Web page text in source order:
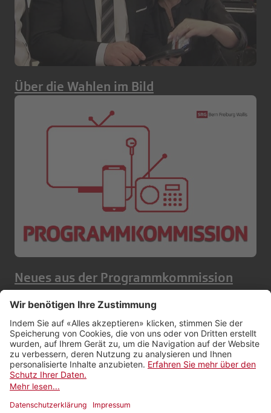
Über die Wahlen im Bild
Neues aus der Programmkommission
Kontakt
Impressum
Rechtliches